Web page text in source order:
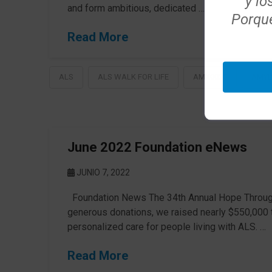
and form ambitious, dedicated …
Read More
ALS ALS WALK FOR LIFE AMX0035
June 2022 Foundation eNews
JUNIO 7, 2022
Foundation News The 34th Annual Hope
generous donations, we raised nearly
personalized care for people living with ALS. …
Read More